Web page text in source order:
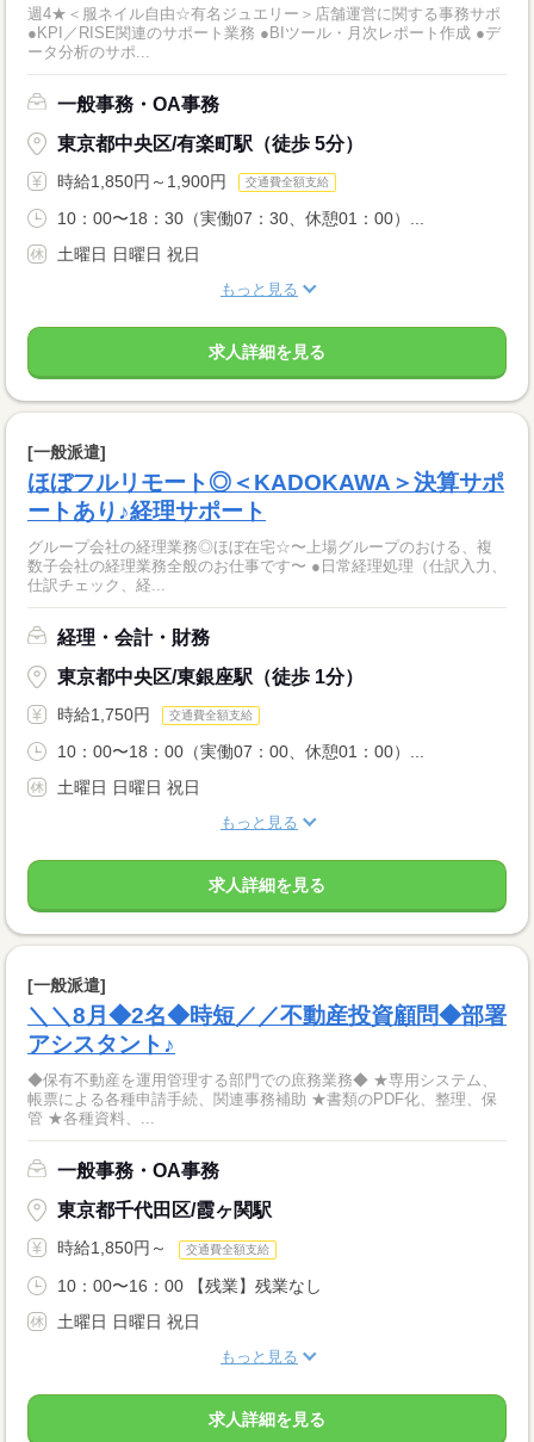
週4★＜服ネイル自由☆有名ジュエリー＞店舗運営に関する事務サポ
●KPI／RISE関連のサポート業務 ●BIツール・月次レポート作成 ●デ
ータ分析のサポ...
一般事務・OA事務
東京都中央区/有楽町駅（徒歩 5分）
時給1,850円～1,900円 交通費全額支給
10：00〜18：30（実働07：30、休憩01：00）...
土曜日 日曜日 祝日
もっと見る
求人詳細を見る
[一般派遣]
ほぼフルリモート◎＜KADOKAWA＞決算サポ
ートあり♪経理サポート
グループ会社の経理業務◎ほぼ在宅☆〜上場グループのおける、複
数子会社の経理業務全般のお仕事です〜 ●日常経理処理（仕訳入力、
仕訳チェック、経...
経理・会計・財務
東京都中央区/東銀座駅（徒歩 1分）
時給1,750円 交通費全額支給
10：00〜18：00（実働07：00、休憩01：00）...
土曜日 日曜日 祝日
もっと見る
求人詳細を見る
[一般派遣]
＼＼8月◆2名◆時短／／不動産投資顧問◆部署
アシスタント♪
◆保有不動産を運用管理する部門での庶務業務◆ ★専用システム、
帳票による各種申請手続、関連事務補助 ★書類のPDF化、整理、保
管 ★各種資料、...
一般事務・OA事務
東京都千代田区/霞ヶ関駅
時給1,850円～ 交通費全額支給
10：00〜16：00 【残業】残業なし
土曜日 日曜日 祝日
もっと見る
求人詳細を見る